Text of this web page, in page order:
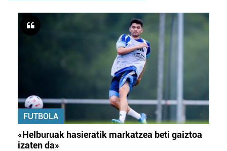
FUTBOLA
«Helburuak hasieratik markatzea beti gaiztoa
izaten da»